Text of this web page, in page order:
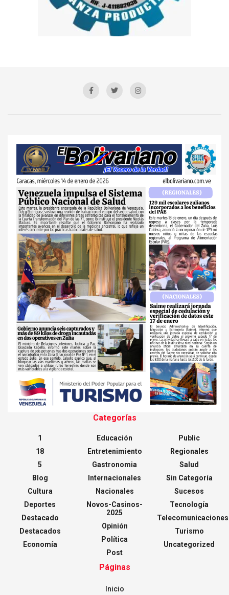
Categorías
1
18
5
Blog
Cultura
Deportes
Destacado
Destacados
Economía
Educación
Entretenimiento
Gastronomia
Internacionales
Nacionales
Novos-Casinos-
2025
Opinión
Política
Post
Public
Regionales
Salud
Sin Categoría
Sucesos
Tecnología
Telecomunicaciones
Turismo
Uncategorized
Páginas
Inicio